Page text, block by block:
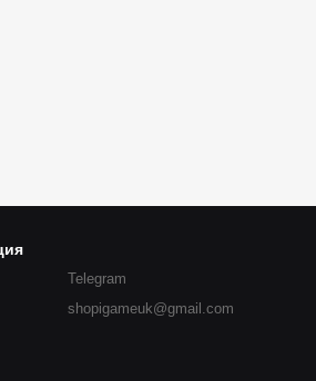
Telegram
shopigameuk@gmail.com